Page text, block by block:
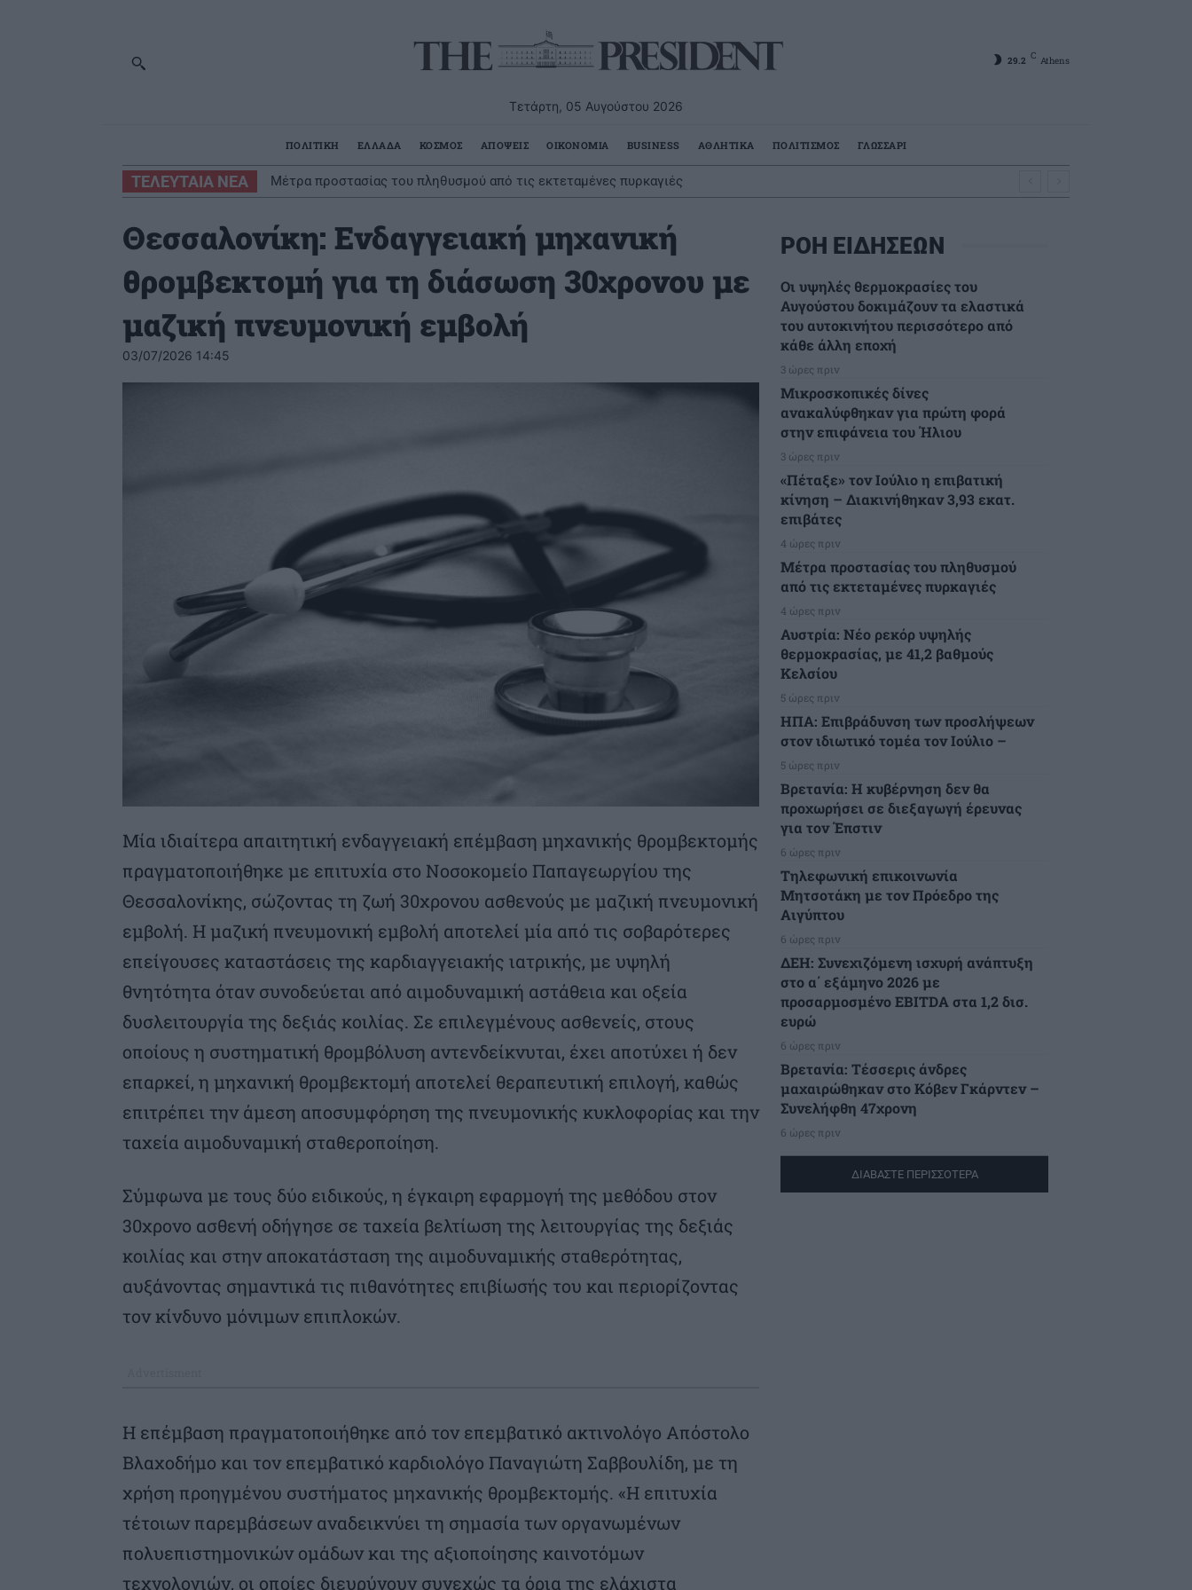
Τετάρτη, 05 Αυγούστου 2026
29.2 C Athens
ΠΟΛΙΤΙΚΗ ΕΛΛΑΔΑ ΚΟΣΜΟΣ ΑΠΟΨΕΙΣ ΟΙΚΟΝΟΜΙΑ BUSINESS ΑΘΛΗΤΙΚΑ ΠΟΛΙΤΙΣΜΟΣ ΓΛΩΣΣΑΡΙ
ΤΕΛΕΥΤΑΙΑ ΝΕΑ Μέτρα προστασίας του πληθυσμού από τις εκτεταμένες πυρκαγιές
Θεσσαλονίκη: Ενδαγγειακή μηχανική
θρομβεκτομή για τη διάσωση 30χρονου με
μαζική πνευμονική εμβολή
03/07/2026 14:45
Μία ιδιαίτερα απαιτητική ενδαγγειακή επέμβαση μηχανικής θρομβεκτομής
πραγματοποιήθηκε με επιτυχία στο Νοσοκομείο Παπαγεωργίου της
Θεσσαλονίκης, σώζοντας τη ζωή 30χρονου ασθενούς με μαζική πνευμονική
εμβολή. Η μαζική πνευμονική εμβολή αποτελεί μία από τις σοβαρότερες
επείγουσες καταστάσεις της καρδιαγγειακής ιατρικής, με υψηλή
θνητότητα όταν συνοδεύεται από αιμοδυναμική αστάθεια και οξεία
δυσλειτουργία της δεξιάς κοιλίας. Σε επιλεγμένους ασθενείς, στους
οποίους η συστηματική θρομβόλυση αντενδείκνυται, έχει αποτύχει ή δεν
επαρκεί, η μηχανική θρομβεκτομή αποτελεί θεραπευτική επιλογή, καθώς
επιτρέπει την άμεση αποσυμφόρηση της πνευμονικής κυκλοφορίας και την
ταχεία αιμοδυναμική σταθεροποίηση.
Σύμφωνα με τους δύο ειδικούς, η έγκαιρη εφαρμογή της μεθόδου στον
30χρονο ασθενή οδήγησε σε ταχεία βελτίωση της λειτουργίας της δεξιάς
κοιλίας και στην αποκατάσταση της αιμοδυναμικής σταθερότητας,
αυξάνοντας σημαντικά τις πιθανότητες επιβίωσής του και περιορίζοντας
τον κίνδυνο μόνιμων επιπλοκών.
Η επέμβαση πραγματοποιήθηκε από τον επεμβατικό ακτινολόγο Απόστολο
Βλαχοδήμο και τον επεμβατικό καρδιολόγο Παναγιώτη Σαββουλίδη, με τη
χρήση προηγμένου συστήματος μηχανικής θρομβεκτομής. «Η επιτυχία
τέτοιων παρεμβάσεων αναδεικνύει τη σημασία των οργανωμένων
πολυεπιστημονικών ομάδων και της αξιοποίησης καινοτόμων
τεχνολογιών, οι οποίες διευρύνουν συνεχώς τα όρια της ελάχιστα
ΡΟΗ ΕΙΔΗΣΕΩΝ
Οι υψηλές θερμοκρασίες του
Αυγούστου δοκιμάζουν τα ελαστικά
του αυτοκινήτου περισσότερο από
κάθε άλλη εποχή
3 ώρες πριν
Μικροσκοπικές δίνες
ανακαλύφθηκαν για πρώτη φορά
στην επιφάνεια του Ήλιου
3 ώρες πριν
«Πέταξε» τον Ιούλιο η επιβατική
κίνηση – Διακινήθηκαν 3,93 εκατ.
επιβάτες
4 ώρες πριν
Μέτρα προστασίας του πληθυσμού
από τις εκτεταμένες πυρκαγιές
4 ώρες πριν
Αυστρία: Νέο ρεκόρ υψηλής
θερμοκρασίας, με 41,2 βαθμούς
Κελσίου
5 ώρες πριν
ΗΠΑ: Επιβράδυνση των προσλήψεων
στον ιδιωτικό τομέα τον Ιούλιο –
5 ώρες πριν
Βρετανία: Η κυβέρνηση δεν θα
προχωρήσει σε διεξαγωγή έρευνας
για τον Έπστιν
6 ώρες πριν
Τηλεφωνική επικοινωνία
Μητσοτάκη με τον Πρόεδρο της
Αιγύπτου
6 ώρες πριν
ΔΕΗ: Συνεχιζόμενη ισχυρή ανάπτυξη
στο α΄ εξάμηνο 2026 με
προσαρμοσμένο EBITDA στα 1,2 δισ.
ευρώ
6 ώρες πριν
Βρετανία: Τέσσερις άνδρες
μαχαιρώθηκαν στο Κόβεν Γκάρντεν –
Συνελήφθη 47χρονη
6 ώρες πριν
ΔΙΑΒΑΣΤΕ ΠΕΡΙΣΣΟΤΕΡΑ